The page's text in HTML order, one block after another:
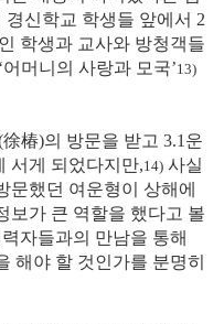
신학교 학생들 앞에서 2
학생과 교사와 방청객들
머니의 사랑과 모국’13)
徐椿)의 방문을 받고 3.1운
서게 되었다지만,14) 사실
문했던 여운형이 상해에
보가 큰 역할을 했다고 볼
자들과의 만남을 통해
해야 할 것인가를 분명히